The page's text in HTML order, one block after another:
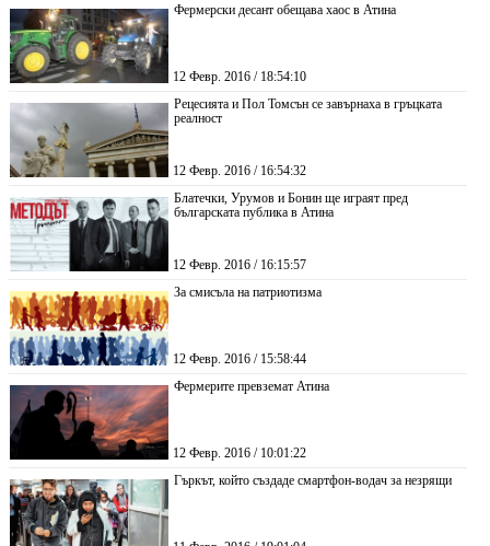
Фермерски десант обещава хаос в Атина
12 Февр. 2016 / 18:54:10
Рецесията и Пол Томсън се завърнаха в гръцката
реалност
12 Февр. 2016 / 16:54:32
Блатечки, Урумов и Бонин ще играят пред
българската публика в Атина
12 Февр. 2016 / 16:15:57
За смисъла на патриотизма
12 Февр. 2016 / 15:58:44
Фермерите превземат Атина
12 Февр. 2016 / 10:01:22
Гъркът, който създаде смартфон-водач за незрящи